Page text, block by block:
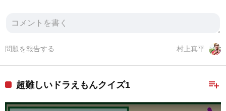
村上真平
問題を報告する
playlist_add
超難しいドラえもんクイズ1